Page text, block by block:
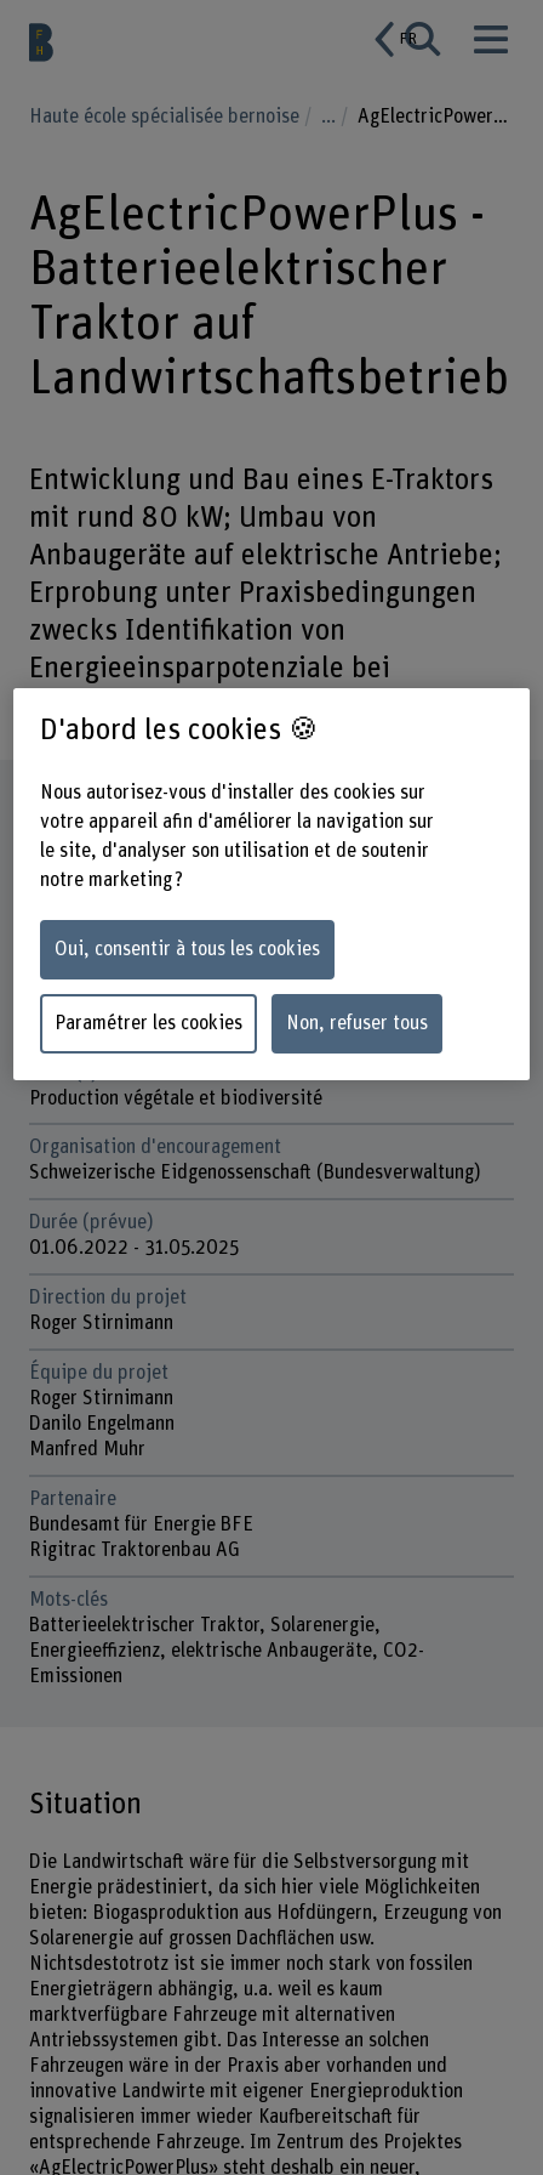
FR
Haute école spécialisée bernoise ... AgElectricPowerPlus - Batterieelektrischer Traktor auf Landwirtschaftsbetrieb
AgElectricPowerPlus -
Batterieelektrischer
Traktor auf
Landwirtschaftsbetrieb
Entwicklung und Bau eines E-Traktors
mit rund 80 kW; Umbau von
Anbaugeräte auf elektrische Antriebe;
Erprobung unter Praxisbedingungen
zwecks Identifikation von
Energieeinsparpotenziale bei
Fiche signalétique
Départements participants
Haute école des sciences agronomiques, forestières et
alimentaires
Technique et informatique
Institut(s)
Agronomie
Production végétale et biodiversité
Organisation d'encouragement
Schweizerische Eidgenossenschaft (Bundesverwaltung)
Durée (prévue)
01.06.2022 - 31.05.2025
Direction du projet
Roger Stirnimann
Équipe du projet
Roger Stirnimann
Danilo Engelmann
Manfred Muhr
Partenaire
Bundesamt für Energie BFE
Rigitrac Traktorenbau AG
Mots-clés
Batterieelektrischer Traktor, Solarenergie,
Energieeffizienz, elektrische Anbaugeräte, CO2-
Emissionen
Situation
Die Landwirtschaft wäre für die Selbstversorgung mit
Energie prädestiniert, da sich hier viele Möglichkeiten
bieten: Biogasproduktion aus Hofdüngern, Erzeugung von
Solarenergie auf grossen Dachflächen usw.
Nichtsdestotrotz ist sie immer noch stark von fossilen
Energieträgern abhängig, u.a. weil es kaum
marktverfügbare Fahrzeuge mit alternativen
Antriebssystemen gibt. Das Interesse an solchen
Fahrzeugen wäre in der Praxis aber vorhanden und
innovative Landwirte mit eigener Energieproduktion
signalisieren immer wieder Kaufbereitschaft für
entsprechende Fahrzeuge. Im Zentrum des Projektes
«AgElectricPowerPlus» steht deshalb ein neuer,
D'abord les cookies 🍪
Nous autorisez-vous d'installer des cookies sur
votre appareil afin d'améliorer la navigation sur
le site, d'analyser son utilisation et de soutenir
notre marketing ?
Oui, consentir à tous les cookies
Paramétrer les cookies Non, refuser tous